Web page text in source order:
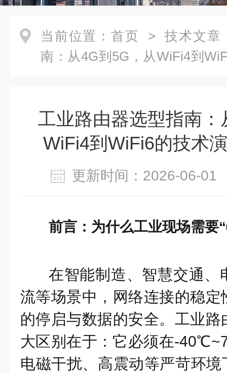
当前位置： 首页 > 技术文章
南：从4G到5G，从WiFi4到
工业路由器选型指南
WiFi4到WiFi6的技术
更新时间：2026-06-
前言：为什么工业现场需要
在智能制造、智慧交通、
流等场景中，网络连接的稳
的停启与数据的安全。工业
大区别在于：它必须在-
电磁干扰、高震动等严苛环境